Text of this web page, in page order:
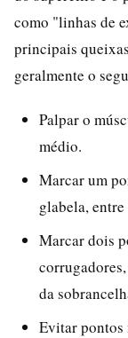
como "linhas de
principais
geralmente o
Palpar o
médio.
Marcar um
glabela,
Marcar dois
da
Evitar pontos